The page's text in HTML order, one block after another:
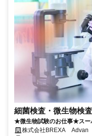
細菌検査・微生物検
★微生物試験のお仕事★スー
★20代～30代活躍中★直接
株式会社BREXA Advan